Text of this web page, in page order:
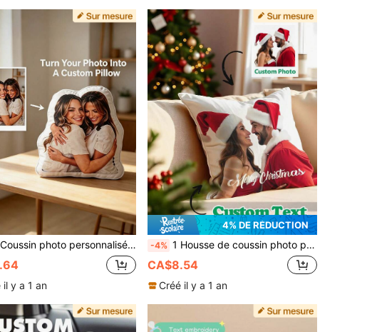
DIY pour canapé, chambre et décoration de la maison, cadeau unique et amusant pour couple, parent-enfant, animal de compagnie, commémoration, Fête des Pères, Fête des Mères, Halloween, Saint-Valentin, Thanksgiving, Pâques, Poisson d'avril
il y a 1 an
4% DE RÉDUCTION
-4% 1 Housse de coussin photo personnalisée, taie d'oreiller en velours cristal photo de Noël personnalisée, impression recto-verso avec rembourrage, cadeau de Noël, meilleur cadeau de Noël, meilleur cadeau pour le salon, la chambre, le canapé, le cabinet du thérapeute, cadeau d'anniversaire créatif, cadeau pour la fête des mères, cadeau pour la fête des pères, cadeau pour le/la meilleur(e) ami(e), cadeau pour maman/papa, cadeau pour le/la petit(e) ami(e)
CA$8.54
Créé il y a 1 an